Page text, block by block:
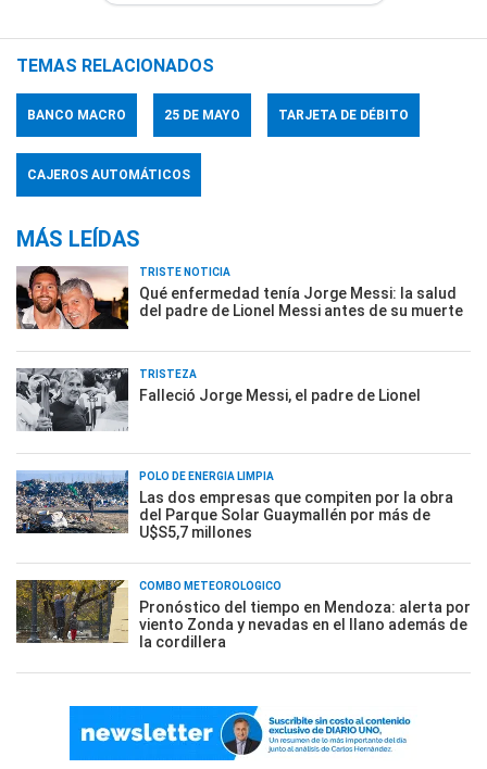
TEMAS RELACIONADOS
BANCO MACRO 25 DE MAYO TARJETA DE DÉBITO
CAJEROS AUTOMÁTICOS
MÁS LEÍDAS
TRISTE NOTICIA
Qué enfermedad tenía Jorge Messi: la salud
del padre de Lionel Messi antes de su muerte
TRISTEZA
Falleció Jorge Messi, el padre de Lionel
POLO DE ENERGÍA LIMPIA
Las dos empresas que compiten por la obra
del Parque Solar Guaymallén por más de
U$S5,7 millones
COMBO METEOROLÓGICO
Pronóstico del tiempo en Mendoza: alerta por
viento Zonda y nevadas en el llano además de
la cordillera